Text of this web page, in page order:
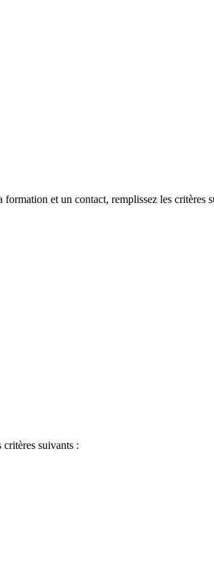
et un contact, remplissez les critères
suivants :